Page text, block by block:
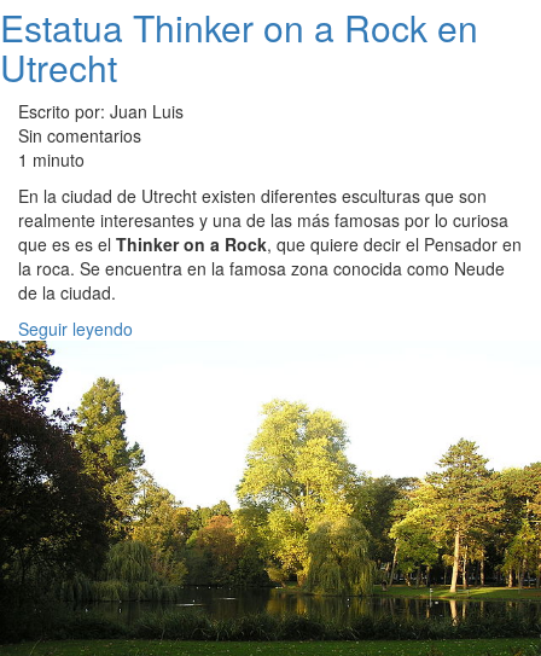
Estatua Thinker on a Rock en
Utrecht
Escrito por: Juan Luis
Sin comentarios
1 minuto
En la ciudad de Utrecht existen diferentes esculturas que son
realmente interesantes y una de las más famosas por lo curiosa
que es es el Thinker on a Rock, que quiere decir el Pensador en
la roca. Se encuentra en la famosa zona conocida como Neude
de la ciudad.
Seguir leyendo